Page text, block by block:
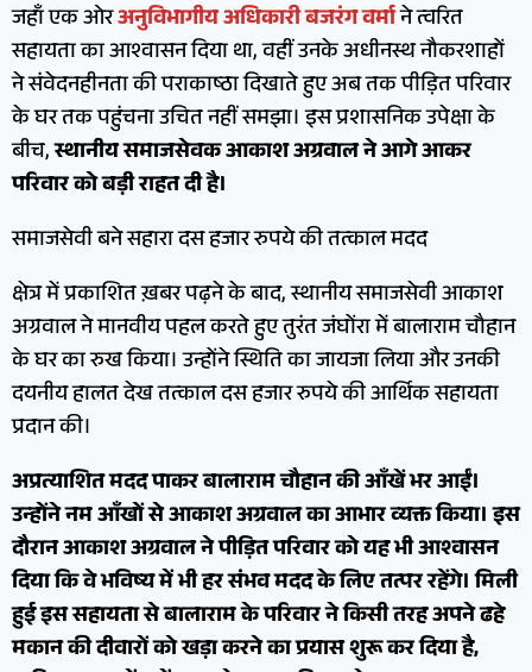
जहाँ एक ओरअनुविभागीय अधिकारी बजरंग वर्माने त्वरित
सहायता का आश्वासन दिया था, वहीं उनके अधीनस्थ नौकरशाहों
ने संवेदनहीनता की पराकाष्ठा दिखाते हुए अब तक पीड़ित परिवार
के घर तक पहुंचना उचित नहीं समझा। इस प्रशासनिक उपेक्षा के
बीच,स्थानीय समाजसेवक आकाश अग्रवाल ने आगे आकर
परिवार को बड़ी राहत दी है।
​समाजसेवी बने सहारा दस हजार रुपये की तत्काल मदद
​क्षेत्र में प्रकाशित ख़बर पढ़ने के बाद, स्थानीय समाजसेवी आकाश
अग्रवाल ने मानवीय पहल करते हुए तुरंत जंघोंरा में बालाराम चौहान
के घर का रुख किया। उन्होंने स्थिति का जायजा लिया और उनकी
दयनीय हालत देख तत्काल दस हजार रुपये की आर्थिक सहायता
प्रदान की।
अप्रत्याशित मदद पाकर बालाराम चौहान की आँखें भर आईं।
उन्होंने नम आँखों से आकाश अग्रवाल का आभार व्यक्त किया। इस
दौरान आकाश अग्रवाल ने पीड़ित परिवार को यह भी आश्वासन
दिया कि वे भविष्य में भी हर संभव मदद के लिए तत्पर रहेंगे। मिली
हुई इस सहायता से बालाराम के परिवार ने किसी तरह अपने ढहे
मकान की दीवारों को खड़ा करने का प्रयास शुरू कर दिया है,